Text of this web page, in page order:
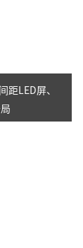
距LED屏、